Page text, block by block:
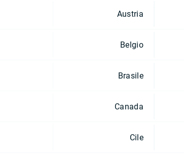
Austria
Belgio
Brasile
Canada
Cile